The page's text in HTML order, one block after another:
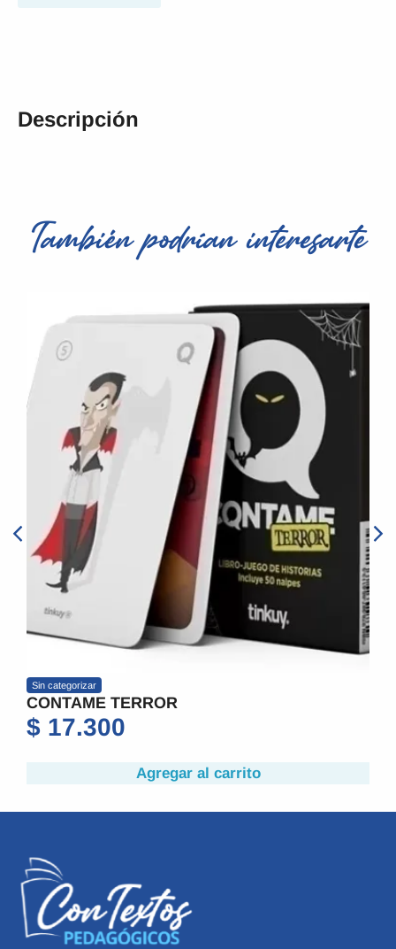
Descripción
También podrían interesarte
Sin categorizar
CONTAME TERROR
$ 17.300
Agregar al carrito